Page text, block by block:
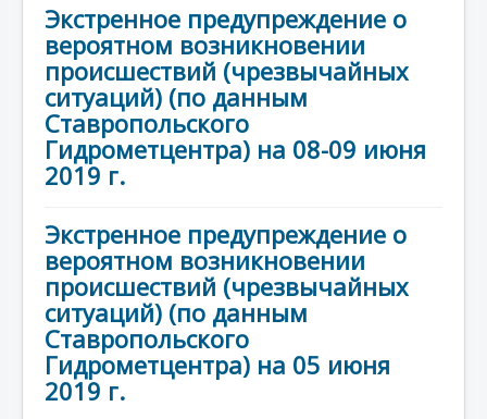
Экстренное предупреждение о
вероятном возникновении
происшествий (чрезвычайных
ситуаций) (по данным
Ставропольского
Гидрометцентра) на 08-09 июня
2019 г.
Экстренное предупреждение о
вероятном возникновении
происшествий (чрезвычайных
ситуаций) (по данным
Ставропольского
Гидрометцентра) на 05 июня
2019 г.